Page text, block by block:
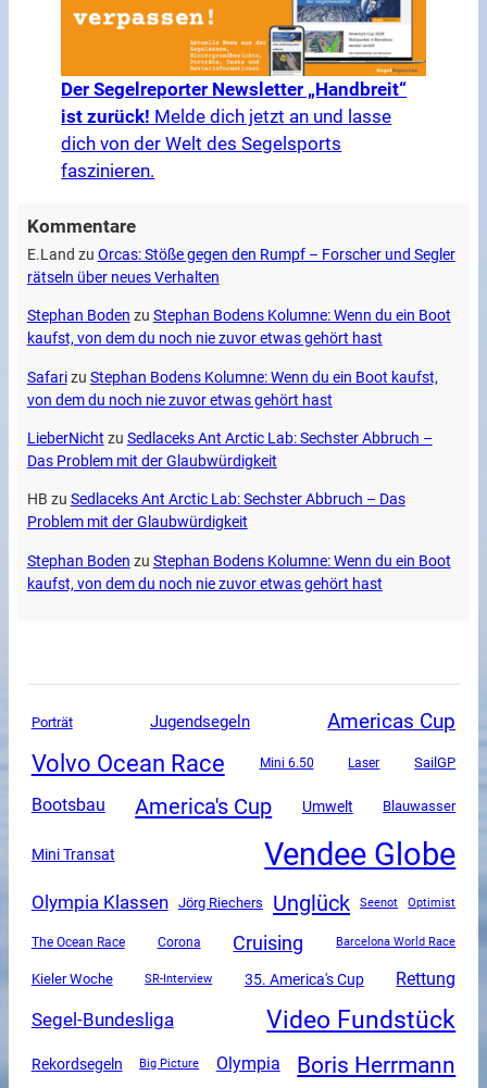
Der Segelreporter Newsletter „Handbreit“
ist zurück! Melde dich jetzt an und lasse
dich von der Welt des Segelsports
faszinieren.
Kommentare
E.Land zu Orcas: Stöße gegen den Rumpf – Forscher und Segler
rätseln über neues Verhalten
Stephan Boden zu Stephan Bodens Kolumne: Wenn du ein Boot
kaufst, von dem du noch nie zuvor etwas gehört hast
Safarizu Stephan Bodens Kolumne: Wenn du ein Boot kaufst,
von dem du noch nie zuvor etwas gehört hast
LieberNicht zu Sedlaceks Ant Arctic Lab: Sechster Abbruch –
Das Problem mit der Glaubwürdigkeit
HB zu Sedlaceks Ant Arctic Lab: Sechster Abbruch – Das
Problem mit der Glaubwürdigkeit
Stephan Boden zu Stephan Bodens Kolumne: Wenn du ein Boot
kaufst, von dem du noch nie zuvor etwas gehört hast
Porträt Jugendsegeln Americas Cup
Volvo Ocean Race Mini 6.50 Laser SailGP
Bootsbau America's Cup Umwelt Blauwasser
Mini Transat Vendee Globe
Olympia Klassen Jörg Riechers Unglück Seenot Optimist
The Ocean Race Corona Cruising Barcelona World Race
Kieler Woche SR-Interview 35. America's Cup Rettung
Segel-Bundesliga Video Fundstück
Rekordsegeln Big Picture Olympia Boris Herrmann